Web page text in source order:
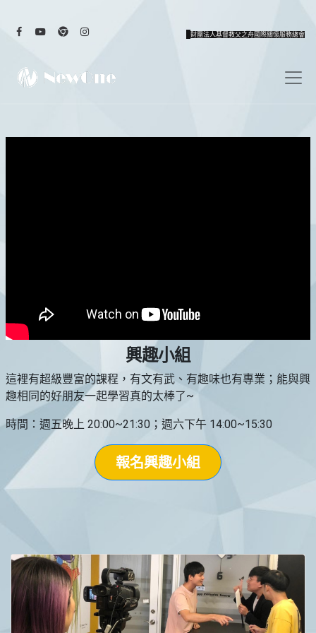
財團法人基督教父之舟國際關懷服務總會
興趣小組
這裡有超級豐富的課程，有文有武、有趣味也有專業；能與興
趣相同的好朋友一起學習真的太棒了~
時間：週五晚上 20:00~21:30；週六下午 14:00~15:30
報名興趣小組